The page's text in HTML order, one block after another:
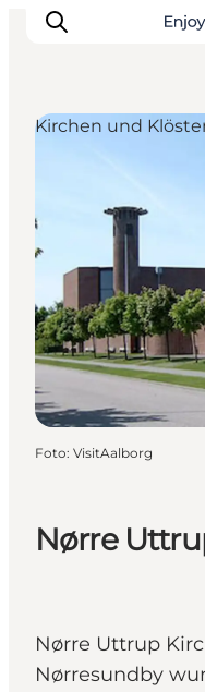
Reiseplanung
Destinationen
Guides
Für Kinder
Nørre
Nørre Uttrup
Nørresundby
Kirchen und
Foto: VisitAalborg